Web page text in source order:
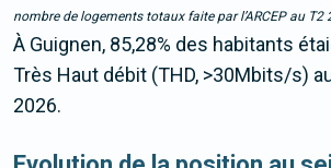
nombre de logements totaux faite par l’ARCEP au T2
À Guignen, 85,28% des habitants
Très Haut débit (THD, >30Mbits/s)
2026.